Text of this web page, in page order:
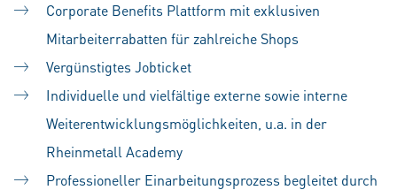
Corporate Benefits Plattform mit exklusiven
Mitarbeiterrabatten für zahlreiche Shops
Vergünstigtes Jobticket
Individuelle und vielfältige externe sowie interne
Weiterentwicklungsmöglichkeiten, u.a. in der
Rheinmetall Academy
Professioneller Einarbeitungsprozess begleitet durch